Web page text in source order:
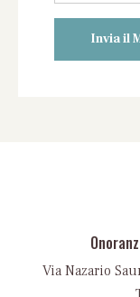
Via Nazario